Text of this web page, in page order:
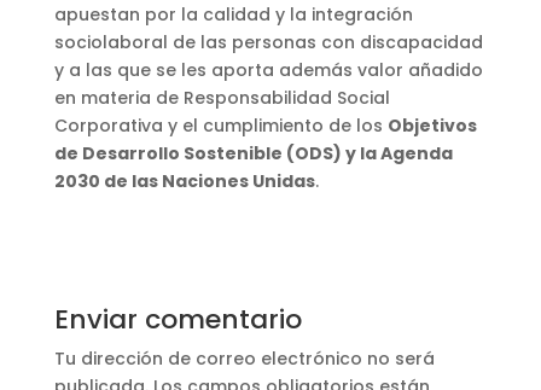
apuestan por la calidad y la integración
sociolaboral de las personas con discapacidad
y a las que se les aporta además valor añadido
en materia de Responsabilidad Social
Corporativa y el cumplimiento de los Objetivos
de Desarrollo Sostenible (ODS) y la Agenda
2030 de las Naciones Unidas.
Enviar comentario
Tu dirección de correo electrónico no será